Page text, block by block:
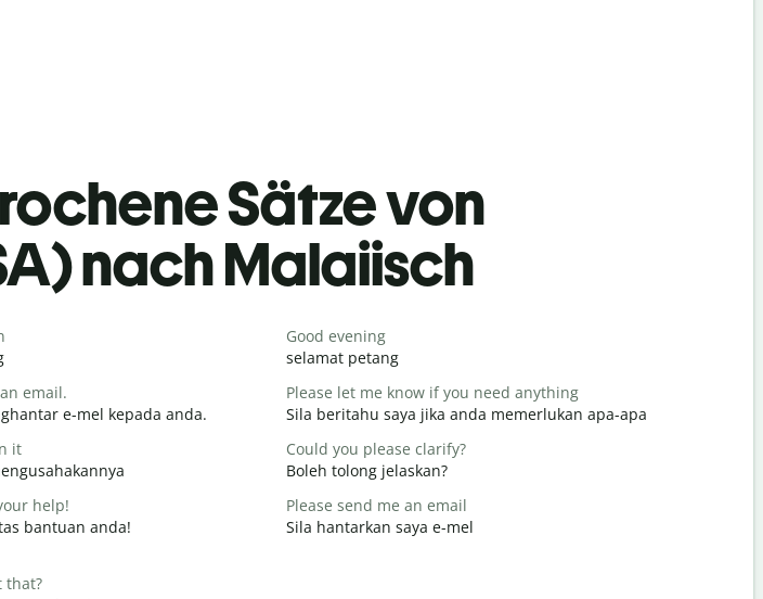
Sätze von
nach Malaiisch
Good evening
selamat petang
email.
e-mel kepada anda.
Please let me know if you need anything
Sila beritahu saya jika anda memerlukan apa-apa
it
Could you please clarify?
Boleh tolong jelaskan?
help!
bantuan anda!
Please send me an email
Sila hantarkan saya e-mel
that?